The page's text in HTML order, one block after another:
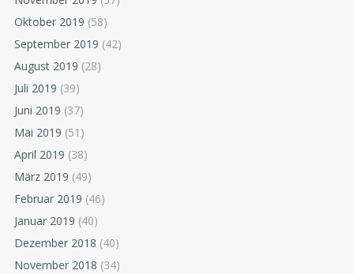
Oktober 2019 (58)
September 2019 (42)
August 2019 (28)
Juli 2019 (39)
Juni 2019 (37)
Mai 2019 (51)
April 2019 (38)
März 2019 (49)
Februar 2019 (46)
Januar 2019 (40)
Dezember 2018 (40)
November 2018 (34)